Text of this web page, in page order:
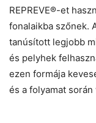
REPREVE®-et
fonalaikba szőnek.
tanúsított legjobb
és pelyhek
ezen formája
és a folyamat